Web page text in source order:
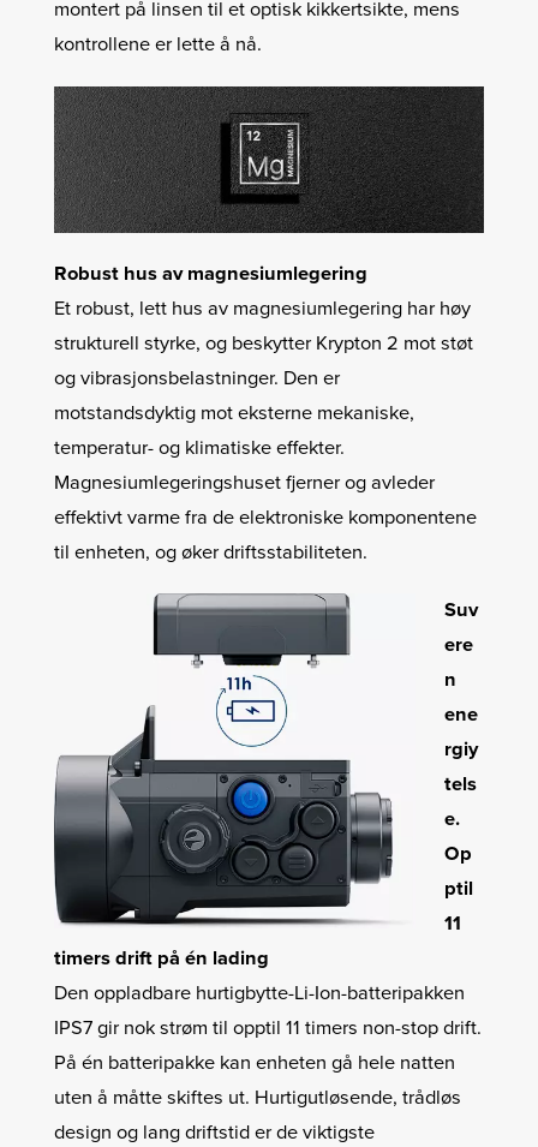
montert på linsen til et optisk kikkertsikte, mens
kontrollene er lette å nå.
Robust hus av magnesiumlegering
Et robust, lett hus av magnesiumlegering har høy
strukturell styrke, og beskytter Krypton 2 mot støt
og vibrasjonsbelastninger. Den er
motstandsdyktig mot eksterne mekaniske,
temperatur- og klimatiske effekter.
Magnesiumlegeringshuset fjerner og avleder
effektivt varme fra de elektroniske komponentene
til enheten, og øker driftsstabiliteten.
Suv
ere
n
ene
rgiy
tels
e.
Op
ptil
11
timers drift på én lading
Den oppladbare hurtigbytte-Li-Ion-batteripakken
IPS7 gir nok strøm til opptil 11 timers non-stop drift.
På én batteripakke kan enheten gå hele natten
uten å måtte skiftes ut. Hurtigutløsende, trådløs
design og lang driftstid er de viktigste